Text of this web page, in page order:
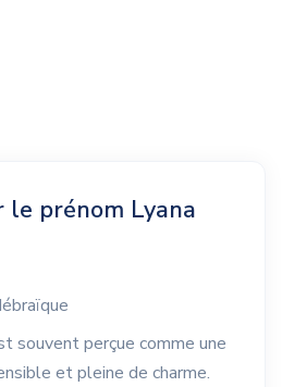
le prénom Lyana
souvent perçue comme une
et pleine de charme.